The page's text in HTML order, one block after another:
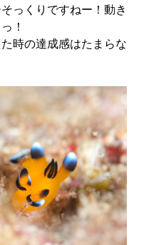
っくりですねー！動き
！
時の達成感はたまらな